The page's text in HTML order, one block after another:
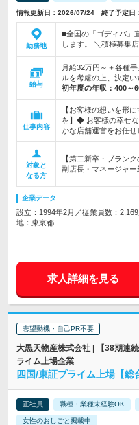
情報更新日：2026/07/24 終了予定日
勤務地
■全国の「ゴディバ」
します。 ＼積極募集
給与
月給32万円～＋各種
ルを考慮の上、決定
初年度の年収： 400～
仕事内容
【お客様の想いを形
を】◆ お客様の幸せ
かな店舗運営をお任せ
対象と
なる方
【第二新卒・ブラン
副店長・マネージャ
企業データ
設立：1994年2月／従業員数：
地：東京都
求人詳細を見る
志望動機・自己PR不要
大黒天物産株式会社 | 【38期連
ライム上場企業
四国/東証プライム上場【
正社員 職種・業種未経験OK
女性のおしごと掲載中